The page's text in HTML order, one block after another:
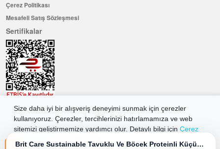
Brit Care Sustainable Tavuklu Ve Böcek Proteinli Küçük Irk Yetişkin Köpek Maması 3 Kg
Size daha iyi bir alışveriş deneyimi sunmak için çerezler
kullanıyoruz. Çerezler, tercihlerinizi hatırlamamıza ve web
sitemizi geliştirmemize yardımcı olur. Detaylı bilgi için Çerez
Çerez Politikası
Mesafeli Satış Sözleşmesi
Sertifikalar
Hemen Üye Olun ...ve 100 ₺ değerinde indirim kuponu kazanın
Üye Ol